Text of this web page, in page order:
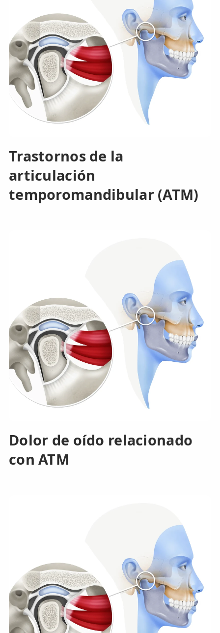
Trastornos de la
articulación
temporomandibular (ATM)
Dolor de oído relacionado
con ATM